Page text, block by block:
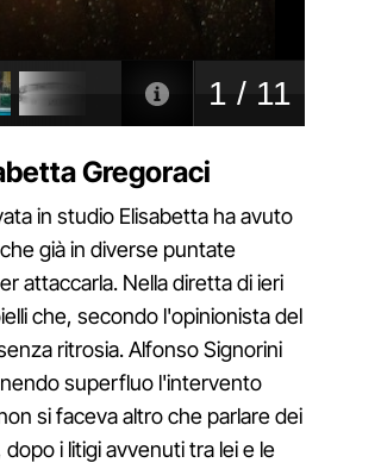
Gregoraci
in studio Elisabetta ha avuto
che già in diverse puntate
attaccarla. Nella diretta di ieri
che, secondo l'opinionista del
ritrosia. Alfonso Signorini
superfluo l'intervento
si faceva altro che parlare dei
dopo i litigi avvenuti tra lei e le